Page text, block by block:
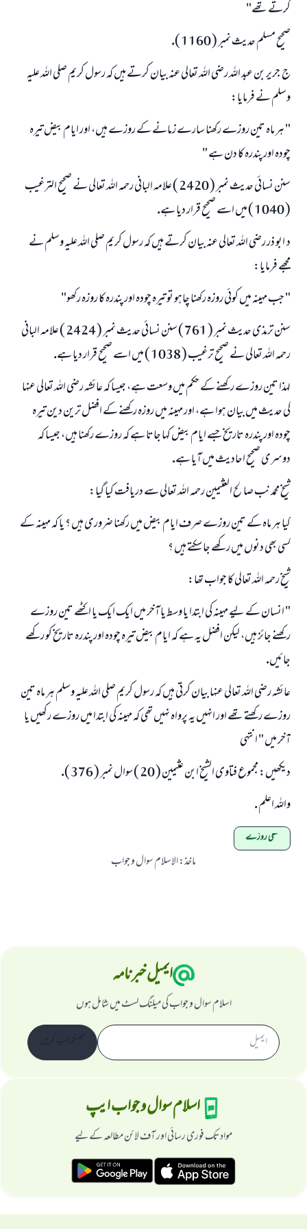
كرتے تھے"
صحيح مسلم حديث نمبر ( 1160 ).
ج ـ جرير بن عبد اللہ رضى اللہ تعالى عنہ بيان كرتے ہيں كہ رسول كريم صلى اللہ عليہ
وسلم نے فرمايا:
" ہر ماہ تين روزے ركھنا سارے زمانے كے روزے ہيں، اور ايام بيض تيرہ
چودہ اور پندرہ كا دن ہے "
سنن نسائى حديث نمبر ( 2420 ) علامہ البانى رحمہ اللہ تعالى نے صحيح الترغيب
( 1040 ) ميں اسے صحيح قرار ديا ہے.
د ـ ابو ذر رضى اللہ تعالى عنہ بيان كرتے ہيں كہ رسول كريم صلى اللہ عليہ وسلم نے
مجھے فرمايا:
" جب مہينہ ميں كوئى روزہ ركھنا چاہو تو تيرہ چودہ اور پندرہ كا روزہ ركھو"
سنن ترمذى حديث نمبر ( 761 ) سنن نسائى حديث نمبر ( 2424 ) علامہ البانى
رحمہ اللہ تعالى نے صحيح ترغيب ( 1038 ) ميں اسے صحيح قرار ديا ہے.
لہذا تين روزے ركھنے كے حكم ميں وسعت ہے، جيسا كہ عائشہ رضى اللہ تعالى عنہا
كى حديث ميں بيان ہوا ہے، اور مہينہ ميں روزہ ركھنے كے افضل ترين دين تيرہ
چودہ اور پندرہ تاريخ جسے ايام بيض كہا جاتا ہے كہ روزے ركھنا ہيں، جيسا كہ
دوسرى صحيح احاديث ميں آيا ہے.
شيخ محمد نب صالح العثيمين رحمہ اللہ تعالى سے دريافت كيا گيا:
كيا ہر ماہ كے تين روزے صرف ايام بيض ميں ركھنا ضرورى ہيں ؟ يا كہ مہينہ كے
كسى بھى دنوں ميں ركھے جا سكتے ہيں ؟
شيخ رحمہ اللہ تعالى كا جواب تھا:
" انسان كے ليے مہينہ كى ابتدا يا وسط يا آخر ميں ايك ايك يا اكٹھے تين روزے
ركھنے جائز ہيں، ليكن افضل يہ ہے كہ ايام بيض تيرہ چودہ اور پندرہ تاريخ كو ركھے
جائيں.
عائشہ رضى اللہ تعالى عنہا بيان كرتى ہيں كہ رسول كريم صلى اللہ عليہ وسلم ہر ماہ تين
روزے ركھتے تھے اور انہيں يہ پرواہ نہيں تھى كہ مہينہ كى ابتدا ميں روزے ركھيں يا
آخر ميں " انتہى
ديكھيں: مجموع فتاوى الشيخ ابن عثيمين ( 20 ) سوال نمبر ( 376 ).
واللہ اعلم .
نفلی روزے
ماخذ:الاسلام سوال و جواب
ایمیل خبرنامہ
اسلام سوال و جواب کی میلنگ لسٹ میں شامل ہوں
اسلام سوال و جواب ایپ
مواد تک فوری رسائی اور آف لائن مطالعہ کے لیے